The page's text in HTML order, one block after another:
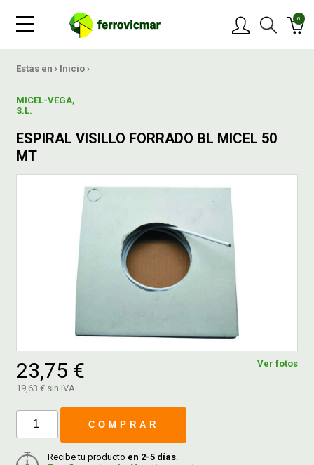
0
Estás en › Inicio ›
MICEL-VEGA,
S.L.
ESPIRAL VISILLO FORRADO BL MICEL 50
MT
Ver fotos
23,75 €
19,63 € sin IVA
COMPRAR
Recibe tu producto en 2-5 días.
NOVEDADES
BLOG
CONTACTAR
FERROVICMAR
DESPIECE
CATÁLOGOS